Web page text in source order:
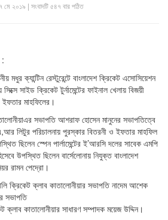
২০১৯ | সংবাদটি ৫৪৭ বার পঠিত
:
মধুর ক্যান্টিন রেস্টুরেন্টে বাংলাদেশ ক্রিকেট এসোসিয়েশন
সাইড ক্রিকেট টুর্নামেন্টের ফাইনাল খেলায় বিজয়ী
মাহফিলের।
সভাপতি আশরাফ হোসেন মানুনের সভাপতিত্বে
লিটুর পরিচালনায় পুরস্কার বিতরনী ও ইফতার মাহফিল
ছিলেন স্পেন পার্লামেন্টের ই’আরসি দলের সাবেক এমপি
উপস্থিত ছিলেন বার্সেলোনায় নিযুক্ত বাংলাদেশ
রামন পেদ্রো।
ক্রিকেট ক্লাব কাতালোনীয়ার সভাপতি নাদেম আশেক
সভাপতি
ক্লাব কাতালোনীয়ার সাধারণ সম্পাদক ময়েজ উদ্দিন।